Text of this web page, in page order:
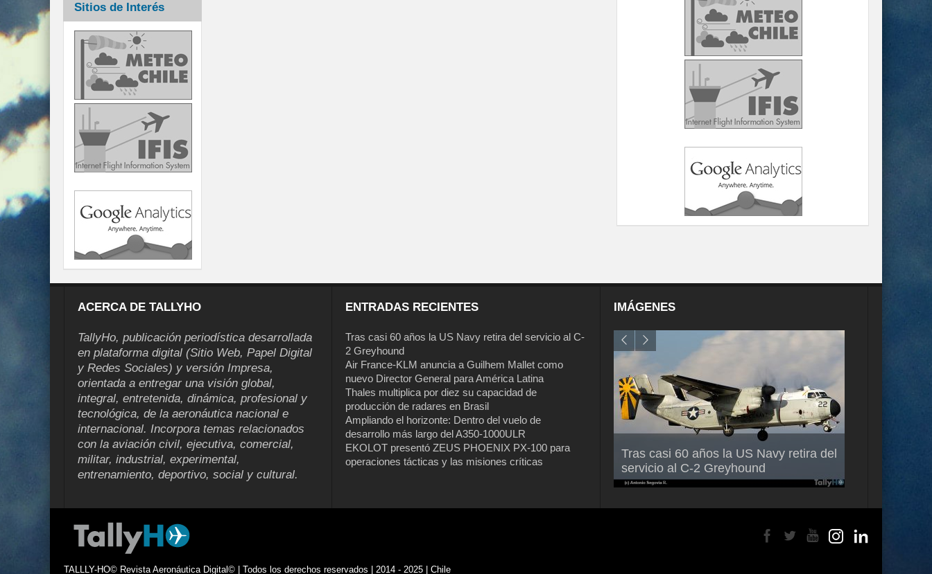
Sitios de Interés
ACERCA DE TALLYHO
TallyHo, publicación periodística desarrollada
en plataforma digital (Sitio Web, Papel Digital
y Redes Sociales) y versión Impresa,
orientada a entregar una visión global,
integral, entretenida, dinámica, profesional y
tecnológica, de la aeronáutica nacional e
internacional. Incorpora temas relacionados
con la aviación civil, ejecutiva, comercial,
militar, industrial, experimental,
entrenamiento, deportivo, social y cultural.
ENTRADAS RECIENTES
Tras casi 60 años la US Navy retira del servicio al C-
2 Greyhound
Air France-KLM anuncia a Guilhem Mallet como
nuevo Director General para América Latina
Thales multiplica por diez su capacidad de
producción de radares en Brasil
Ampliando el horizonte: Dentro del vuelo de
desarrollo más largo del A350-1000ULR
EKOLOT presentó ZEUS PHOENIX PX-100 para
operaciones tácticas y las misiones críticas
IMÁGENES
Tras casi 60 años la US Navy retira del
servicio al C-2 Greyhound
Air France-KLM anuncia a Guilhem
Mallet como nuevo Director General
para América Latina
TALLLY-HO© Revista Aeronáutica Digital© | Todos los derechos reservados | 2014 - 2025 | Chile